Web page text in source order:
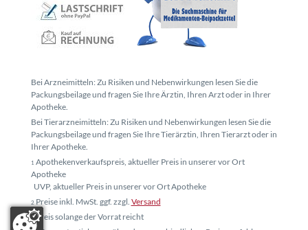
Bei Arzneimitteln: Zu Risiken und Nebenwirkungen lesen Sie die
Packungsbeilage und fragen Sie Ihre Ärztin, Ihren Arzt oder in Ihrer
Apotheke.
Bei Tierarzneimitteln: Zu Risiken und Nebenwirkungen lesen Sie die
Packungsbeilage und fragen Sie Ihre Tierärztin, Ihren Tierarzt oder in
Ihrer Apotheke.
1 Apothekenverkaufspreis, aktueller Preis in unserer vor Ort
Apotheke
UVP, aktueller Preis in unserer vor Ort Apotheke
2Preise inkl. MwSt. ggf. zzgl. Versand
3Preis solange der Vorrat reicht